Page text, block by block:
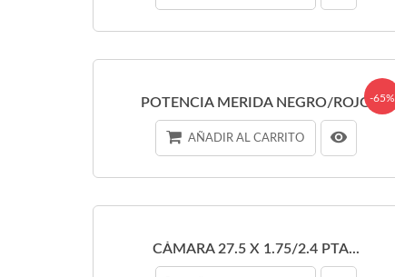
-65%
POTENCIA MERIDA NEGRO/ROJO
AÑADIR AL CARRITO
CÁMARA 27.5 X 1.75/2.4 PTA...